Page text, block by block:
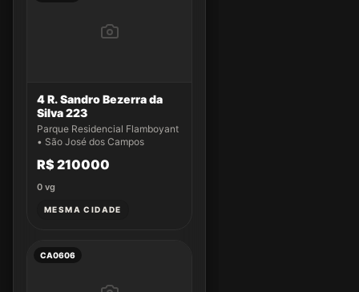
4 R. Sandro Bezerra da
Silva 223
Parque Residencial Flamboyant
• São José dos Campos
R$ 210000
0 vg
MESMA CIDADE
CA0606